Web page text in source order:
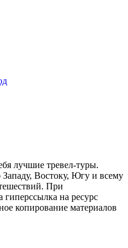
лучшие тревел-туры.
Востоку, Югу и всему
При
гиперссылка на ресурс
копирование материалов